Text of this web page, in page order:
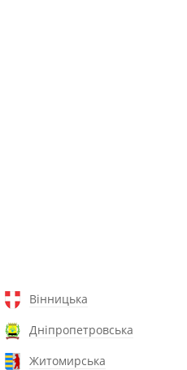
Вінницька
Дніпропетровська
Житомирська